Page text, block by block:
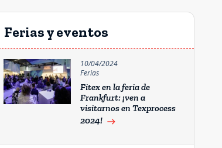
Ferias y eventos
10/04/2024
Ferias
Fitex en la feria de
Frankfurt: ¡ven a
visitarnos en Texprocess
2024! east